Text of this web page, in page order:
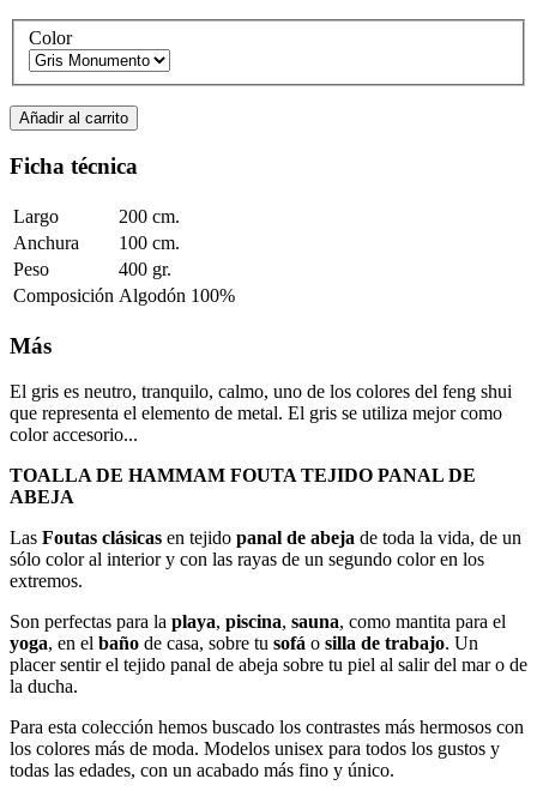
Color
Añadir al carrito
Ficha técnica
Largo
200 cm.
Anchura
100 cm.
Peso
400 gr.
Composición Algodón 100%
Más
El gris es neutro, tranquilo, calmo, uno de los colores del feng shui
que representa el elemento de metal. El gris se utiliza mejor como
color accesorio...
TOALLA DE HAMMAM FOUTA TEJIDO PANAL DE
ABEJA
Las Foutas clásicas en tejido panal de abeja de toda la vida, de un
sólo color al interior y con las rayas de un segundo color en los
extremos.
Son perfectas para la playa, piscina, sauna, como mantita para el
yoga, en el baño de casa, sobre tu sofá o silla de trabajo. Un
placer sentir el tejido panal de abeja sobre tu piel al salir del mar o de
la ducha.
Para esta colección hemos buscado los contrastes más hermosos con
los colores más de moda. Modelos unisex para todos los gustos y
todas las edades, con un acabado más fino y único.